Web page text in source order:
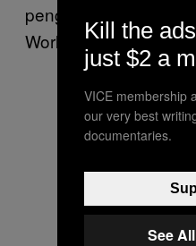
pengguna dan
Worlds.
Kill the
just $2 a
VICE membership
our very best
documentaries.
See